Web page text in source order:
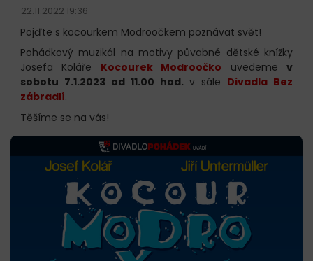
22.11.2022 19:36
Pojďte s kocourkem Modroočkem poznávat svět!
Pohádkový muzikál na motivy půvabné dětské knížky
Josefa Koláře Kocourek Modroočko uvedemev
sobotu 7.1.2023 od 11.00 hod. v sále Divadla Bez
zábradlí.
Těšíme se na vás!